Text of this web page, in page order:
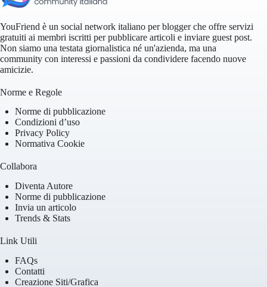
YouFriend è un social network italiano per blogger che offre servizi
gratuiti ai membri iscritti per pubblicare articoli e inviare guest post.
Non siamo una testata giornalistica né un'azienda, ma una
community con interessi e passioni da condividere facendo nuove
amicizie.
Norme e Regole
Norme di pubblicazione
Condizioni d’uso
Privacy Policy
Normativa Cookie
Collabora
Diventa Autore
Norme di pubblicazione
Invia un articolo
Trends & Stats
Link Utili
FAQs
Contatti
Creazione Siti/Grafica